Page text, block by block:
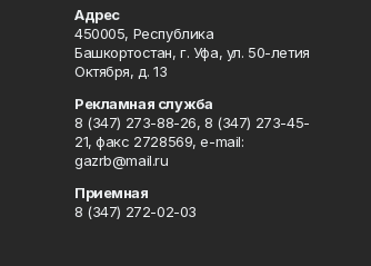
Адрес
450005, Республика
Башкортостан, г. Уфа, ул. 50-летия
Октября, д. 13
Рекламная служба
8 (347) 273-88-26, 8 (347) 273-45-
21, факс 2728569, e-mail:
gazrb@mail.ru
Приемная
8 (347) 272-02-03